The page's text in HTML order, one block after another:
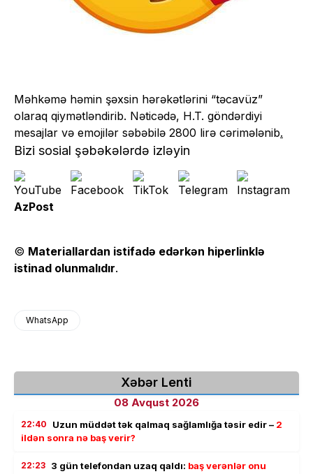
Məhkəmə həmin şəxsin hərəkətlərini “təcavüz”
olaraq qiymətləndirib. Nəticədə, H.T. göndərdiyi
mesajlar və emojilər səbəbilə 2800 lirə cərimələnib.
Bizi sosial şəbəkələrdə izləyin
AzPost
© Materiallardan istifadə edərkən hiperlinklə
istinad olunmalıdır.
WhatsApp
Xəbər Lenti
08 Avqust 2026
22:40 Uzun müddət tək qalmaq sağlamlığa təsir edir – 2
ildən sonra nə baş verir?
22:23 3 gün telefondan uzaq qaldı: baş verənlər onu